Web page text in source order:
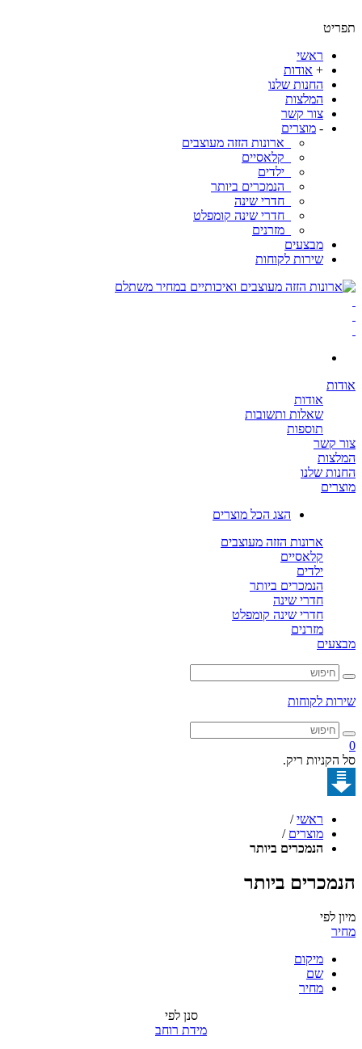
ראשי
אודות
החנות שלנו
המלצות
צור קשר
מוצרים
ארונות הזזה מעוצבים
קלאסיים
ילדים
הנמכרים ביותר
חדרי שינה
חדרי שינה קומפלט
מזרנים
מבצעים
שירות לקוחות
אודות
שאלות ותשובות
תוספות
קשר
שלנו
הצג הכל מוצרים
ארונות הזזה מעוצבים
קלאסיים
הנמכרים ביותר
חדרי שינה
חדרי שינה קומפלט
מזרנים
לקוחות
ריק.
ראשי
/
מוצרים /
הנמכרים ביותר
ביותר
מיקום
שם
מחיר
סנן לפי
מידת רוחב